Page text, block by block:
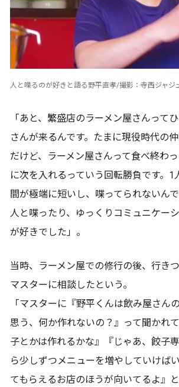
人と喋るのが好きと語る野平直孝/撮影：寺西ジャジ
「あと、繁盛店のラーメン屋さんって
さんが来るんです。たまに現役時代の
だけど、ラーメン屋さんって食べ終わ
に次を入れるっていう回転勝負です。1
間が極端に短いし、喋ってられないん
人と喋ったり、ゆっくりコミュニケー
が好きでした」。
当時、ラーメン屋での修行の後、行き
マスターに相談したという。
「マスターに『野平くんは飲み屋さん
思う、何か作れないの？』って聞かれ
子とかは作れるかな』『じゃあ、餃子
ら少しずつメニューを増やしていけば
てもらえるお店のほうが向いてるよ』